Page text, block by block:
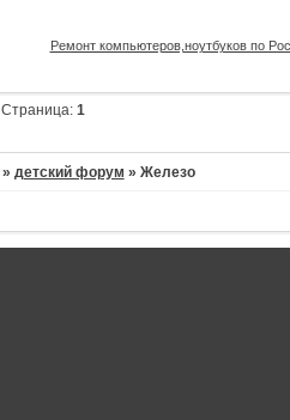
Ремонт компьютеров,ноутбуков по
Страница: 1
» детский форум » Железо